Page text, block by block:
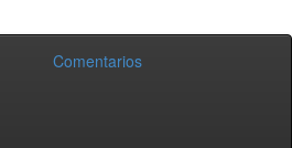
Comentarios